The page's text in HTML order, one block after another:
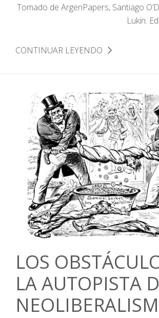
Tomado de ArgenPapers, Santiago
Lukin.
CONTINUAR LEYENDO
LOS
LA AUTOPISTA